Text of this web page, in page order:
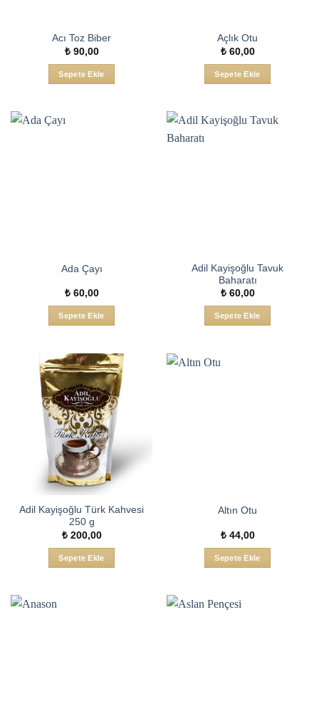
Acı Toz Biber
₺90,00
Sepete Ekle
Açlık Otu
₺60,00
Sepete Ekle
Ada Çayı
₺60,00
Sepete Ekle
Adil Kayişoğlu Tavuk
Baharatı
₺60,00
Sepete Ekle
Adil Kayişoğlu Türk Kahvesi
250 g
₺200,00
Sepete Ekle
Altın Otu
₺44,00
Sepete Ekle